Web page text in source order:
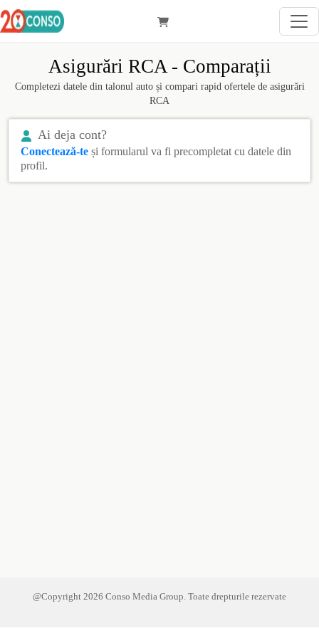
Asigurări RCA - Comparații
Completezi datele din talonul auto și compari rapid ofertele de asigurări
RCA
Ai deja cont?
Conectează-te și formularul va fi precompletat cu datele din
profil.
@Copyright 2026 Conso Media Group. Toate drepturile rezervate